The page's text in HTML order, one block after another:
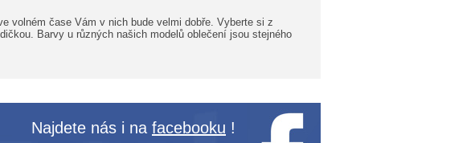
volném čase Vám v nich bude velmi dobře. Vyberte si z
Barvy u různých našich modelů oblečení jsou stejného
Najdete nás i na facebooku !